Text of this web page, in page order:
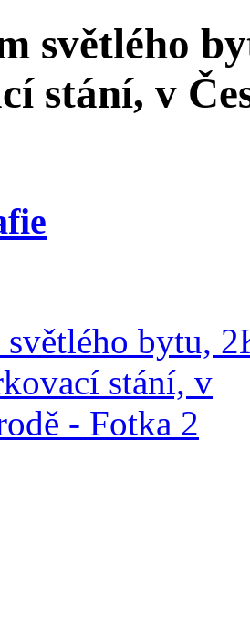
světlého
stání, v